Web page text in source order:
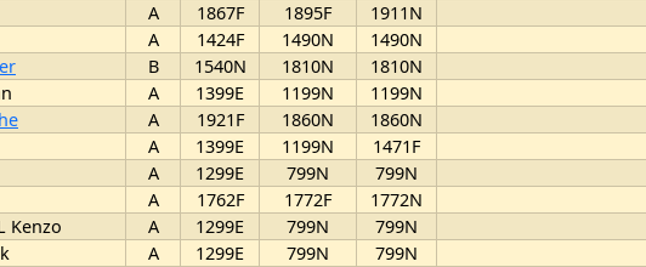
A 1867F 1895F
1911N
A 1424F 1490N
1490N
B 1540N 1810N
1810N
A 1399E 1199N
1199N
A 1921F 1860N
1860N
A 1399E 1199N
1471F
A 1299E 799N
799N
A 1762F 1772F
1772N
Kenzo A 1299E 799N
799N
A 1299E 799N
799N